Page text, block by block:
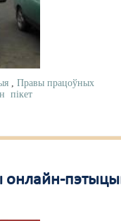
,Правы працоўных
пікет